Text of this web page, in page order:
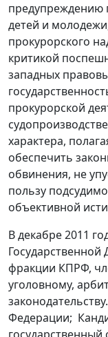
предупреждению
детей и
прокурорского
критикой
западных
прокурорской
характера,
обеспечить
обвинения, не
пользу
объективной
В декабре 2011
фракции КПРФ,
уголовному,
Федерации;